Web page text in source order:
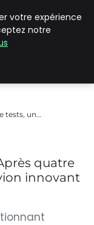
tests, un…
quatre
innovant
votre expérience
notre